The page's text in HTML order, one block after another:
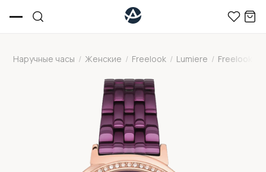
Наручные часы / Женские / Freelook / Lumiere / Freelook